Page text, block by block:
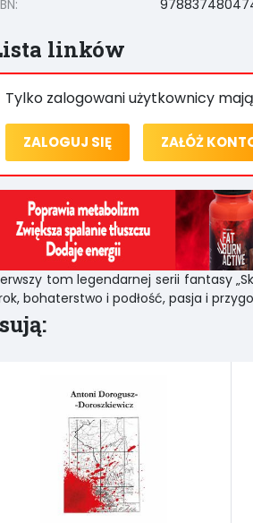
linków
Tylko zalogowani użytkownicy
ZALOGUJ SIĘ ZAŁÓŻ
tom legendarnej serii fantasy
bohaterstwo i podłość, pasja i